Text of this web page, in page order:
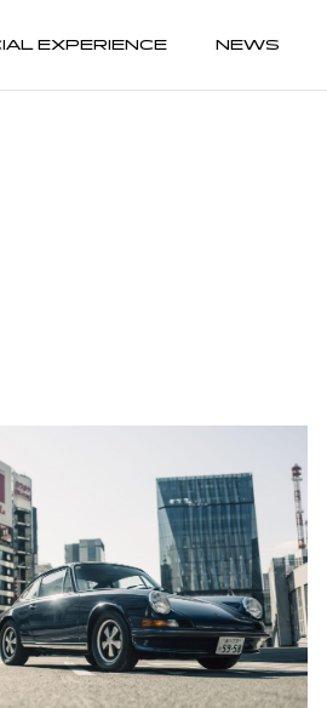
EXPERIENCE NEWS